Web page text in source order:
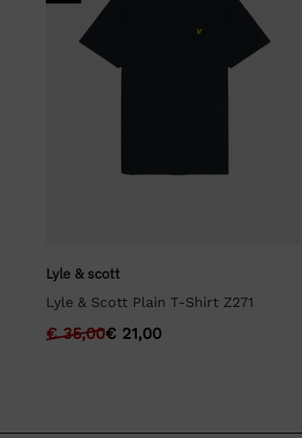
Lyle & scott
Lyle & Scott Plain T-Shirt Z271
€35,00€ 21,00